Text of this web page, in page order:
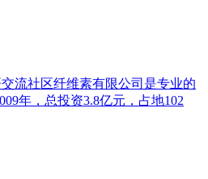
流社区纤维素有限公司是专业的
年，总投资3.8亿元，占地102